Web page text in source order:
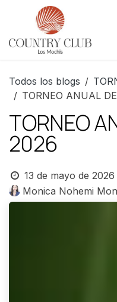
Ir al contenido
Todos los blogs
TORNEO ANUAL
TORNEO
2026
13 de mayo de 2026
Monica Nohemi